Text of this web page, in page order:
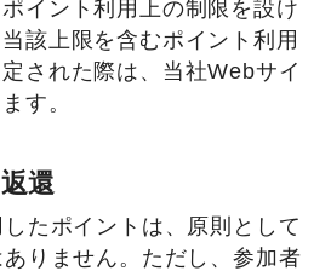
イント利用上の制限を設け
該上限を含むポイント利用
された際は、当社Webサイ
す。
還
たポイントは、原則として
りません。ただし、参加者